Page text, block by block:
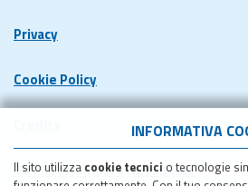
INFORMATIVA
Il sito utilizza cookie tecnici o tecnologie
Privacy
Cookie Policy
Dichiarazione di accessibilita'